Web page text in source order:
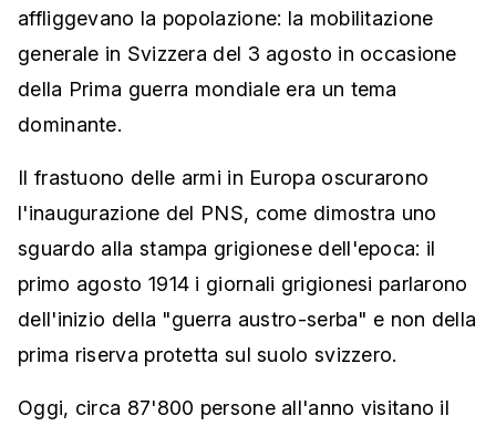
affliggevano la popolazione: la mobilitazione
generale in Svizzera del 3 agosto in occasione
della Prima guerra mondiale era un tema
dominante.
Il frastuono delle armi in Europa oscurarono
l'inaugurazione del PNS, come dimostra uno
sguardo alla stampa grigionese dell'epoca: il
primo agosto 1914 i giornali grigionesi parlarono
dell'inizio della "guerra austro-serba" e non della
prima riserva protetta sul suolo svizzero.
Oggi, circa 87'800 persone all'anno visitano il